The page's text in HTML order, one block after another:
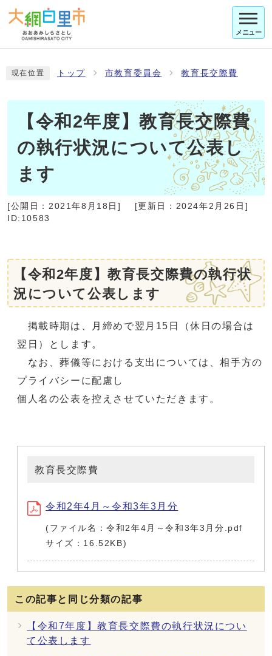
メニュー
現在位置 トップ 市教育委員会 教育長交際費
【令和2年度】教育長交際費
の執行状況について公表し
ます
[公開日： 2021年8月18日 ] [更新日： 2024年2月26日 ]
ID:10583
【令和2年度】教育長交際費の執行状
況について公表します
掲載時期は、月締めで翌月15日（休日の場合は
翌日）とします。
なお、葬儀等における支出については、相手方の
プライバシーに配慮し
個人名の公表を控えさせていただきます。
教育長交際費
令和2年4月～令和3年3月分
(ファイル名：令和2年4月～令和3年3月分.pdf
サイズ：16.52KB)
この記事と同じ分類の記事
【令和7年度】教育長交際費の執行状況につい
て公表します